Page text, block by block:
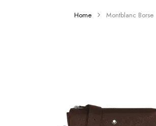
Home Montblanc Borse